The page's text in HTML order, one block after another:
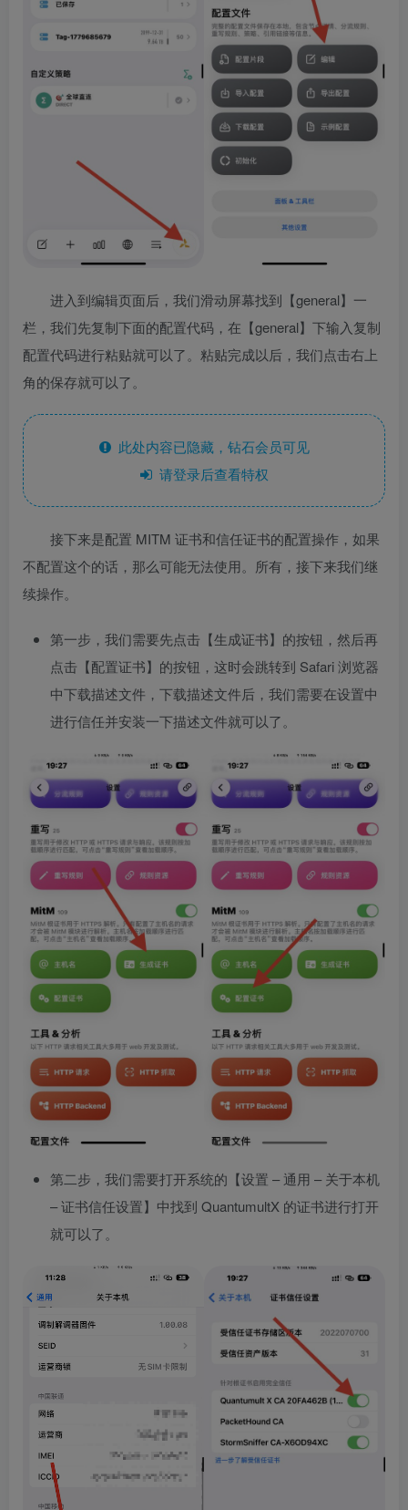
进入到编辑页面后，我们滑动屏幕找到【general】一
栏，我们先复制下面的配置代码，在【general】下输入复制
配置代码进行粘贴就可以了。粘贴完成以后，我们点击右上
角的保存就可以了。
此处内容已隐藏，钻石会员可见
请登录后查看特权
接下来是配置 MITM 证书和信任证书的配置操作，如果
不配置这个的话，那么可能无法使用。所有，接下来我们继
续操作。
第一步，我们需要先点击【生成证书】的按钮，然后再
点击【配置证书】的按钮，这时会跳转到 Safari 浏览器
中下载描述文件，下载描述文件后，我们需要在设置中
进行信任并安装一下描述文件就可以了。
第二步，我们需要打开系统的【设置 – 通用 – 关于本机
– 证书信任设置】中找到 QuantumultX 的证书进行打开
就可以了。